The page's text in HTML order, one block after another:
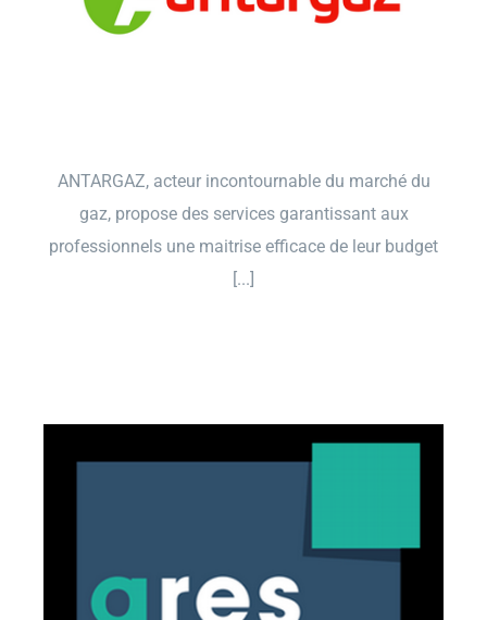
ANTARGAZ, acteur incontournable du marché du
gaz, propose des services garantissant aux
professionnels une maitrise efficace de leur budget
[...]